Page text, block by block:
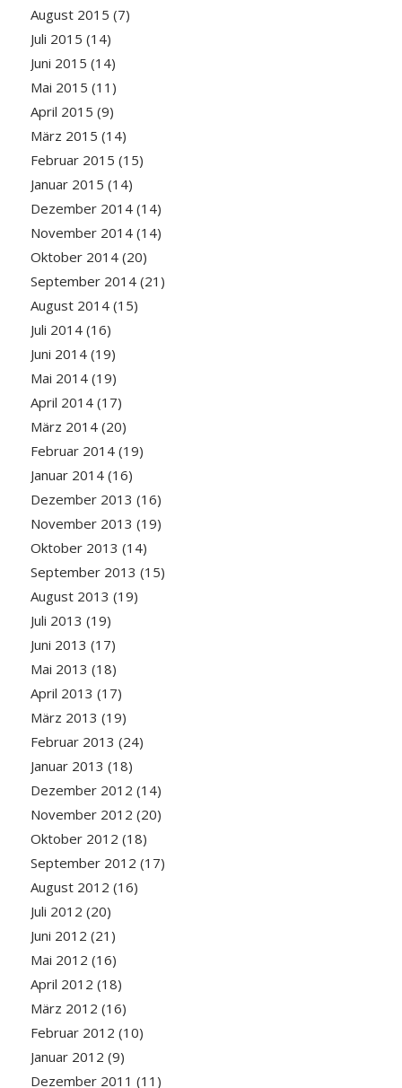
August 2015 (7)
Juli 2015 (14)
Juni 2015 (14)
Mai 2015 (11)
April 2015 (9)
März 2015 (14)
Februar 2015 (15)
Januar 2015 (14)
Dezember 2014(14)
November 2014(14)
Oktober 2014(20)
September 2014(21)
August 2014(15)
Juli 2014(16)
Juni 2014(19)
Mai 2014(19)
April 2014(17)
März 2014(20)
Februar 2014(19)
Januar 2014(16)
Dezember 2013 (16)
November 2013 (19)
Oktober 2013 (14)
September 2013 (15)
August 2013 (19)
Juli 2013 (19)
Juni 2013 (17)
Mai 2013 (18)
April 2013 (17)
März 2013 (19)
Februar 2013 (24)
Januar 2013 (18)
Dezember 2012 (14)
November 2012 (20)
Oktober 2012 (18)
September 2012 (17)
August 2012 (16)
Juli 2012 (20)
Juni 2012 (21)
Mai 2012 (16)
April 2012 (18)
März 2012 (16)
Februar 2012 (10)
Januar 2012 (9)
Dezember 2011 (11)